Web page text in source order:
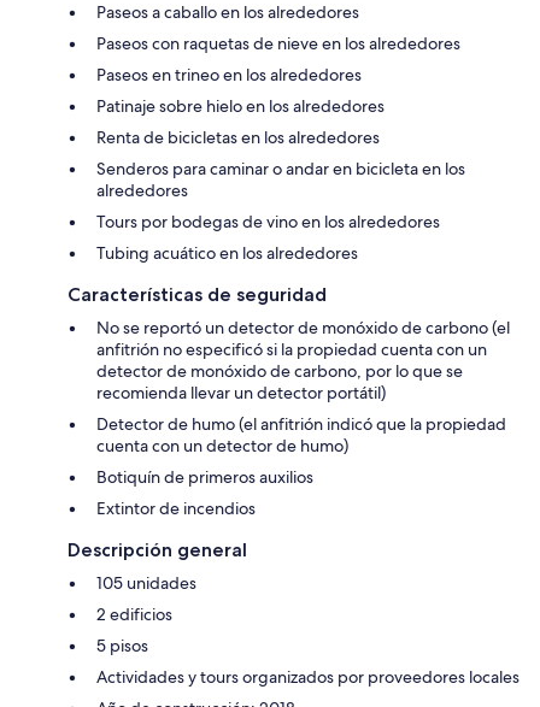
Paseos a caballo en los alrededores
Paseos con raquetas de nieve en los alrededores
Paseos en trineo en los alrededores
Patinaje sobre hielo en los alrededores
Renta de bicicletas en los alrededores
Senderos para caminar o andar en bicicleta en los
alrededores
Tours por bodegas de vino en los alrededores
Tubing acuático en los alrededores
Características de seguridad
No se reportó un detector de monóxido de carbono (el
anfitrión no especificó si la propiedad cuenta con un
detector de monóxido de carbono, por lo que se
recomienda llevar un detector portátil)
Detector de humo (el anfitrión indicó que la propiedad
cuenta con un detector de humo)
Botiquín de primeros auxilios
Extintor de incendios
Descripción general
105 unidades
2 edificios
5 pisos
Actividades y tours organizados por proveedores locales